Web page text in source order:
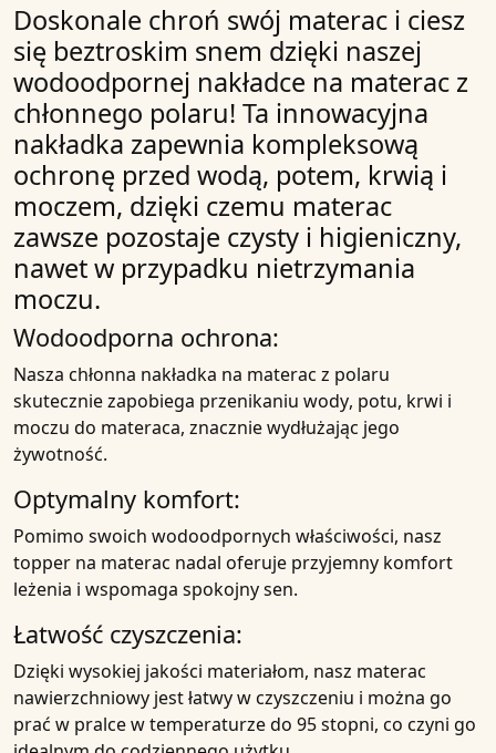
Doskonale chroń swój materac i ciesz
się beztroskim snem dzięki naszej
wodoodpornej nakładce na materac z
chłonnego polaru! Ta innowacyjna
nakładka zapewnia kompleksową
ochronę przed wodą, potem, krwią i
moczem, dzięki czemu materac
zawsze pozostaje czysty i higieniczny,
nawet w przypadku nietrzymania
moczu.
Wodoodporna ochrona:
Nasza chłonna nakładka na materac z polaru
skutecznie zapobiega przenikaniu wody, potu, krwi i
moczu do materaca, znacznie wydłużając jego
żywotność.
Optymalny komfort:
Pomimo swoich wodoodpornych właściwości, nasz
topper na materac nadal oferuje przyjemny komfort
leżenia i wspomaga spokojny sen.
Łatwość czyszczenia:
Dzięki wysokiej jakości materiałom, nasz materac
nawierzchniowy jest łatwy w czyszczeniu i można go
prać w pralcew temperaturzedo 95 stopni, co czyni go